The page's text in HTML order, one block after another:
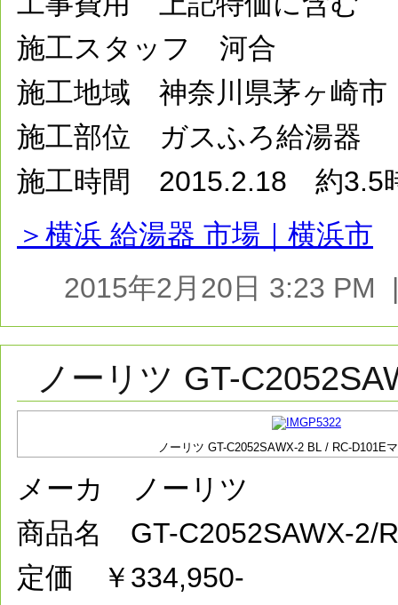
施工スタッフ 河合
施工地域 神奈川県茅ヶ崎市
施工部位 ガスふろ給湯器
施工時間 2015.2.18 約3.5
＞横浜 給湯器 市場｜横浜市
2015年2月20日 3:23
ノーリツ GT-
ノーリツ GT-C2052SAWX-2 BL / RC-D101E
メーカ ノーリツ
商品名 GT-C2052SAWX-2/
定価 ￥334,950-